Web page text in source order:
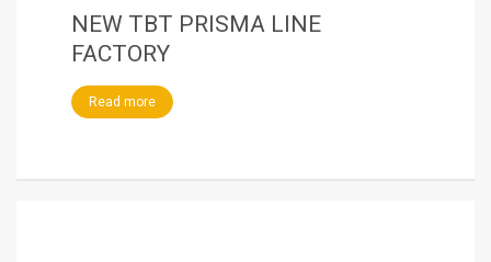
NEW TBT PRISMA LINE
FACTORY
Read more